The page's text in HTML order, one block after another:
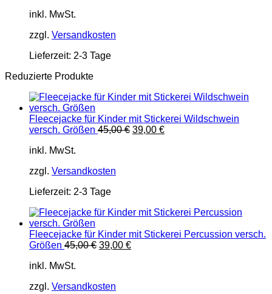
inkl. MwSt.
zzgl. Versandkosten
Lieferzeit: 2-3 Tage
Reduzierte Produkte
Fleecejacke für Kinder mit Stickerei Wildschwein
versch. Größen 45,00€ Ursprünglicher
39,00 €Aktueller
inkl. MwSt.
zzgl. Versandkosten
Lieferzeit: 2-3 Tage
Fleecejacke für Kinder mit Stickerei Percussion versch.
Größen 45,00€ Ursprünglicher
39,00 €Aktueller
inkl. MwSt.
zzgl. Versandkosten